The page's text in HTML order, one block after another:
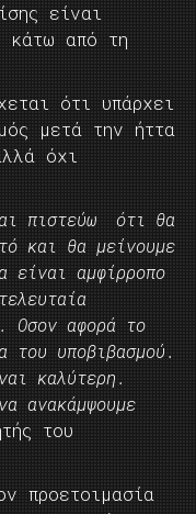
είναι
κάτω από τη
ότι υπάρχει
μετά την ήττα
όχι
πιστεύω ότι θα
και θα μείνουμε
είναι αμφίρροπο
Οσον αφορά το
του υποβιβασμού.
καλύτερη.
ανακάμψουμε
του
προετοιμασία